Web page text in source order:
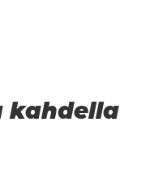
kahdella